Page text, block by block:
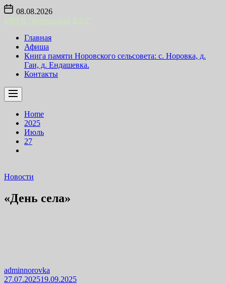
Skip
content
08.08.2026
Главная
Афиша
Книга памяти Норовского сельсовета: с. Норовка, д.
Гаи, д. Ендашевка.
Контакты
Home
2025
Июль
27
Новости
«День села»
adminnorovka
27.07.202519.09.2025